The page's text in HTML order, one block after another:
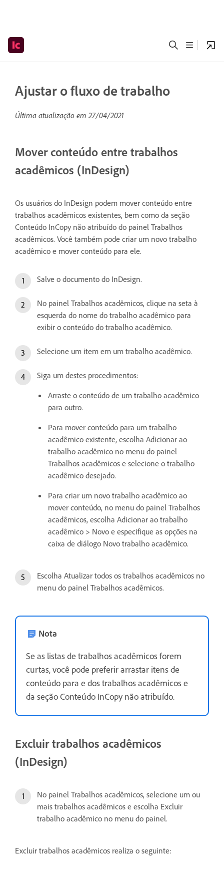
Ajustar o fluxo de trabalho
Última atualização em27/04/2021
Mover conteúdo entre trabalhos
acadêmicos (InDesign)
Os usuários do InDesign podem mover conteúdo entre
trabalhos acadêmicos existentes, bem como da seção
Conteúdo InCopy não atribuído do painel Trabalhos
acadêmicos. Você também pode criar um novo trabalho
acadêmico e mover conteúdo para ele.
Salve o documento do InDesign.
No painel Trabalhos acadêmicos, clique na seta à
esquerda do nome do trabalho acadêmico para
exibir o conteúdo do trabalho acadêmico.
Selecione um item em um trabalho acadêmico.
Siga um destes procedimentos:
Arraste o conteúdo de um trabalho acadêmico
para outro.
Para mover conteúdo para um trabalho
acadêmico existente, escolha Adicionar ao
trabalho acadêmico no menu do painel
Trabalhos acadêmicos e selecione o trabalho
acadêmico desejado.
Para criar um novo trabalho acadêmico ao
mover conteúdo, no menu do painel Trabalhos
acadêmicos, escolha Adicionar ao trabalho
acadêmico > Novo e especifique as opções na
caixa de diálogo Novo trabalho acadêmico.
Escolha Atualizar todos os trabalhos acadêmicos no
menu do painel Trabalhos acadêmicos.
Nota
Se as listas de trabalhos acadêmicos forem
curtas, você pode preferir arrastar itens de
conteúdo para e dos trabalhos acadêmicos e
da seção Conteúdo InCopy não atribuído.
Excluir trabalhos acadêmicos
(InDesign)
No painel Trabalhos acadêmicos, selecione um ou
mais trabalhos acadêmicos e escolha Excluir
trabalho acadêmico no menu do painel.
Excluir trabalhos acadêmicos realiza o seguinte: